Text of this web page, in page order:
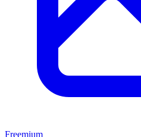
Freemium